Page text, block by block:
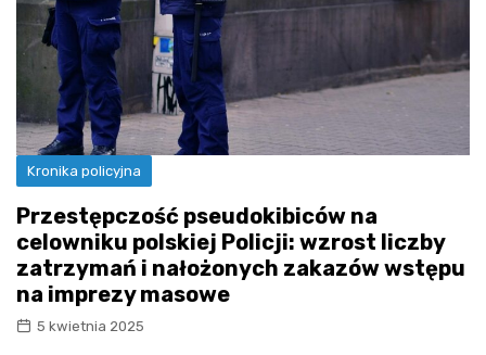
Kronika policyjna
Przestępczość pseudokibiców na
celowniku polskiej Policji: wzrost liczby
zatrzymań i nałożonych zakazów wstępu
na imprezy masowe
5 kwietnia 2025